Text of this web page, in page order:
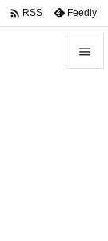

 RSS Feedly